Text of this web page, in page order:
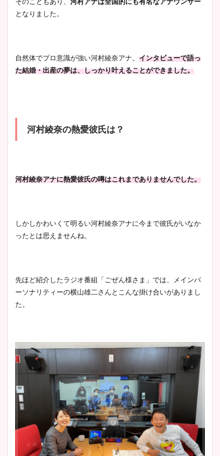
となりました。
自然体でプロ意識が強い河村綾奈アナ。 インタビューで語っ
た結婚・出産の夢は、しっかり叶えることができました。
河村綾奈の熱愛彼氏は？
河村綾奈アナに熱愛彼氏の噂はこれまでありませんでした。
しかしかわいくて明るい河村綾奈アナに今まで彼氏がいなか
ったとは思えませんね。
先ほど紹介したラジオ番組「ごぜん様さま」では、メインパ
ーソナリティーの横山雄二さんとこんな掛け合いがありまし
た。